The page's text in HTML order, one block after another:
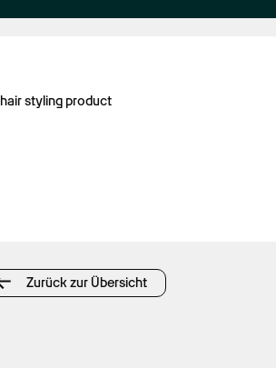
styling product
Zurück zur Übersicht